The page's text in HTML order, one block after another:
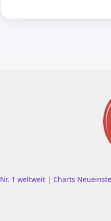
Nr. 1 weltweit | Charts